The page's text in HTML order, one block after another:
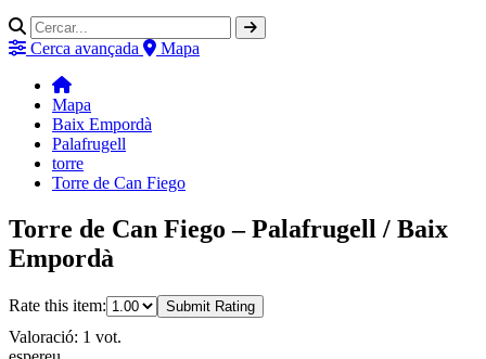
Cerca avançada Mapa
Mapa
Baix Empordà
Palafrugell
torre
Torre de Can Fiego
Torre de Can Fiego – Palafrugell / Baix
Empordà
Rate this item: Submit Rating
Valoració: 1 vot.